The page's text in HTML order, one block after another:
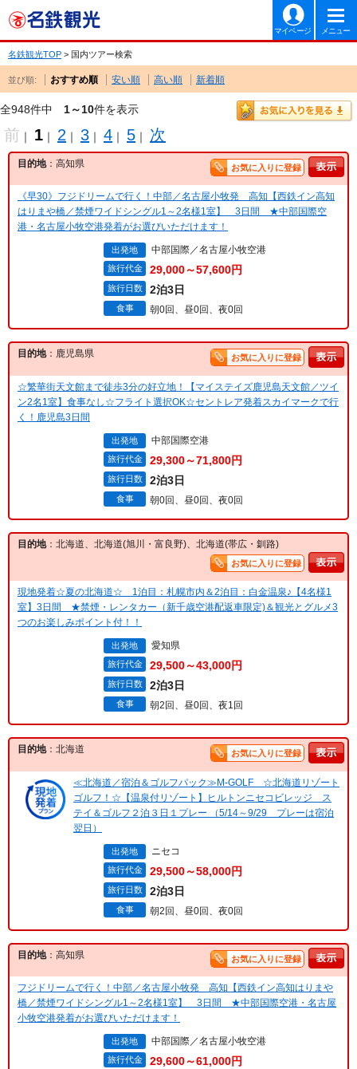
マイページ メニュー
名鉄観光TOP > 国内ツアー検索
並び順: おすすめ順 安い順 高い順 新着順
全948件中 1～10件を表示
前 ｜ 1 ｜ 2 ｜ 3 ｜ 4 ｜ 5 ｜ 次
目的地：高知県 お気に入りに登録
《早30》フジドリームで行く！中部／名古屋小牧発 高知【西鉄イン高知
はりまや橋／禁煙ワイドシングル1～2名様1室】 3日間 ★中部国際空
港・名古屋小牧空港発着がお選びいただけます！
出発地 中部国際／名古屋小牧空港
旅行代金 29,000～57,600円
旅行日数 2泊3日
食事 朝0回、昼0回、夜0回
目的地：鹿児島県 お気に入りに登録
☆繁華街天文館まで徒歩3分の好立地！【マイステイズ鹿児島天文館／ツイ
ン2名1室】食事なし☆フライト選択OK☆セントレア発着スカイマークで行
く！鹿児島3日間
出発地 中部国際空港
旅行代金 29,300～71,800円
旅行日数 2泊3日
食事 朝0回、昼0回、夜0回
目的地：北海道、北海道(旭川・富良野)、北海道(帯広・釧路)
お気に入りに登録
現地発着☆夏の北海道☆ 1泊目：札幌市内＆2泊目：白金温泉♪【4名様1
室】3日間 ★禁煙・レンタカー（新千歳空港配返車限定)＆観光とグルメ3
つのお楽しみポイント付！！
出発地 愛知県
旅行代金 29,500～43,000円
旅行日数 2泊3日
食事 朝2回、昼0回、夜1回
目的地：北海道 お気に入りに登録
≪北海道／宿泊＆ゴルフパック≫M-GOLF ☆北海道リゾート
ゴルフ！☆【温泉付リゾート】ヒルトンニセコビレッジ ス
テイ＆ゴルフ２泊３日１プレー （5/14～9/29 プレーは宿泊
翌日）
出発地 ニセコ
旅行代金 29,500～58,000円
旅行日数 2泊3日
食事 朝2回、昼0回、夜0回
目的地：高知県 お気に入りに登録
フジドリームで行く！中部／名古屋小牧発 高知【西鉄イン高知はりまや
橋／禁煙ワイドシングル1～2名様1室】 3日間 ★中部国際空港・名古屋
小牧空港発着がお選びいただけます！
出発地 中部国際／名古屋小牧空港
旅行代金 29,600～61,000円